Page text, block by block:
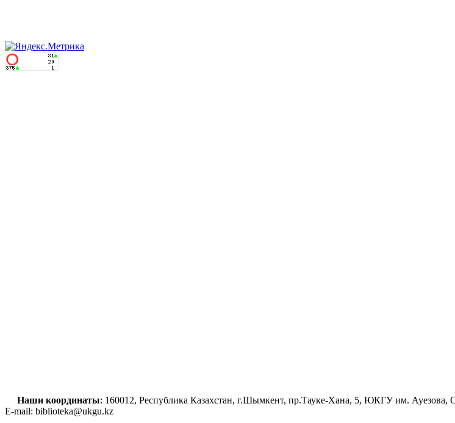
Наши координаты: 160012, Республика Казахстан, г.Шымкент, пр.Тауке-Хана, 5, ЮКГУ им. Ауезова,
E-mail: biblioteka@ukgu.kz